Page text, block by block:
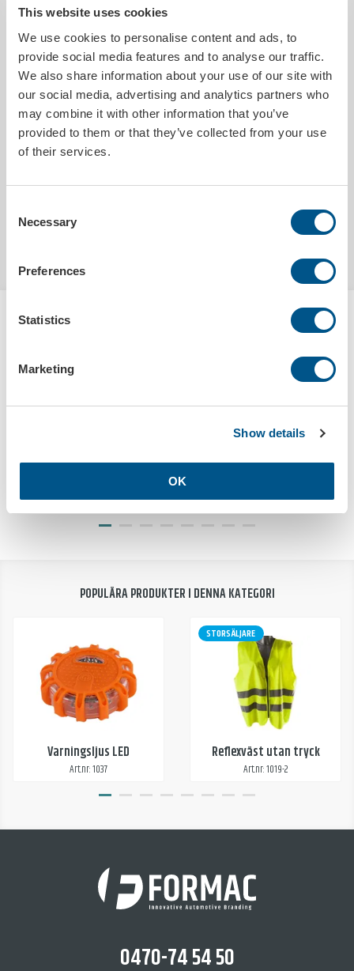
This website uses cookies
We use cookies to personalise content and ads, to
provide social media features and to analyse our traffic.
We also share information about your use of our site with
our social media, advertising and analytics partners who
may combine it with other information that you’ve
provided to them or that they’ve collected from your use
of their services.
Selection
Necessary
Preferences
Statistics
Marketing
Show details
OK
kardborrefästning och är anpassad för vuxna i storlek L-XL eller 180-
från fordon, gatljus eller annan belysning. Godkänd enl. EN
20471:2013. Klass 2.
PRODUKTDETALJER
Utleverans inom
5 arbetsdagar
Storlek
MILJÖDATA
HANDLAS OFTA TILLSAMMANS MED REFLEXVÄST NEUTRAL
Art.nr: 706-2 Art.nr: 573550
POPULÄRA PRODUKTER I DENNA KATEGORI
Varningsljus LED
Art.nr: 1037
STORSÄLJARE
Reflexväst utan tryck
Art.nr: 1019-2
0470-74 54 50